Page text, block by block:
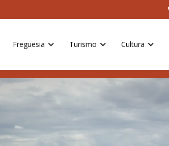
Freguesia Turismo Cultura